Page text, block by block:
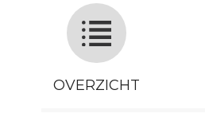
OVERZICHT